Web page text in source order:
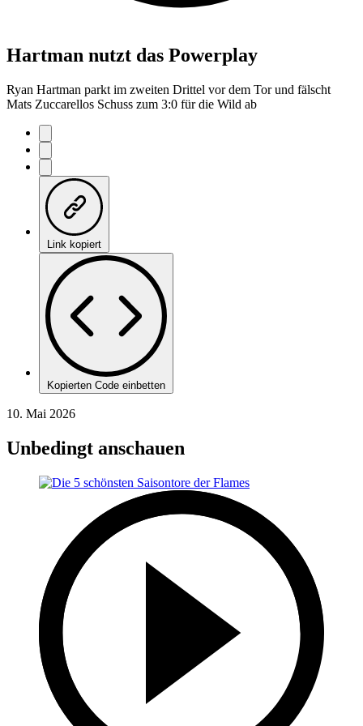
Hartman nutzt das Powerplay
Ryan Hartman parkt im zweiten Drittel vor dem Tor und fälscht
Mats Zuccarellos Schuss zum 3:0 für die Wild ab
Link kopiert
Kopierten Code einbetten
10. Mai 2026
Unbedingt anschauen